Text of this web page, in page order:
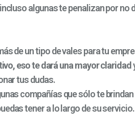
algunas te penalizan por no
de un tipo de vales para tu
eso te dará una mayor claridad
tus dudas.
compañías que sólo te
tener a lo largo de su servicio.